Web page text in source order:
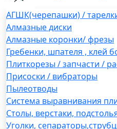
АГШК(черепашки) /
Алмазные диски
Алмазные коронки/ фрезы
Гребенки, шпателя , клей
Плиткорезы / запчасти /
Присоски / вибраторы
Пылеотводы
Система выравнивания
Столы, верстаки,
Уголки,